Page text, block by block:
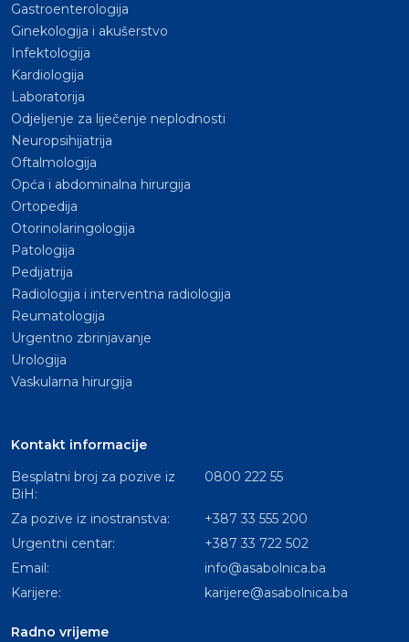
Gastroenterologija
Ginekologija i akušerstvo
Infektologija
Kardiologija
Laboratorija
Odjeljenje za liječenje neplodnosti
Neuropsihijatrija
Oftalmologija
Opća i abdominalna hirurgija
Ortopedija
Otorinolaringologija
Patologija
Pedijatrija
Radiologija i interventna radiologija
Reumatologija
Urgentno zbrinjavanje
Urologija
Vaskularna hirurgija
Kontakt informacije
Besplatni broj za pozive iz
BiH:
0800 222 55
Za pozive iz inostranstva:
+387 33 555 200
Urgentni centar:
+387 33 722 502
Email:
info@asabolnica.ba
Karijere:
karijere@asabolnica.ba
Radno vrijeme